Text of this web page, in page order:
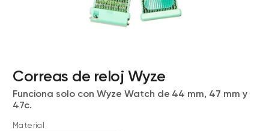
Correas de reloj Wyze
Funciona solo con Wyze Watch de 44 mm, 47 mm y
47c.
Material